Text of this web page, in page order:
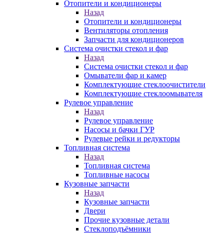
Отопители и кондиционеры
Назад
Отопители и кондиционеры
Вентиляторы отопления
Запчасти для кондиционеров
Система очистки стекол и фар
Назад
Система очистки стекол и фар
Омыватели фар и камер
Комплектующие стеклоочистители
Комплектующие стеклоомывателя
Рулевое управление
Назад
Рулевое управление
Насосы и бачки ГУР
Рулевые рейки и редукторы
Топливная система
Назад
Топливная система
Топливные насосы
Кузовные запчасти
Назад
Кузовные запчасти
Двери
Прочие кузовные детали
Стеклоподъёмники